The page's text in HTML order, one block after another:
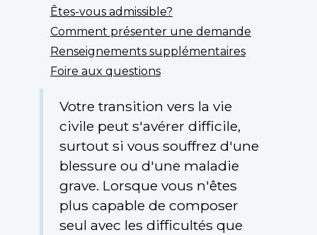
Êtes-vous admissible?
Comment présenter une demande
Renseignements supplémentaires
Foire aux questions
Votre transition vers la vie
civile peut s'avérer difficile,
surtout si vous souffrez d'une
blessure ou d'une maladie
grave. Lorsque vous n'êtes
plus capable de composer
seul avec les difficultés que